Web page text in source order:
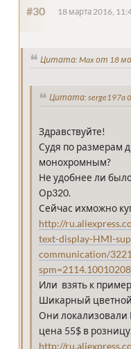
#30 18 марта 2016,
Цитата: Max от 18
Цитата: serge197a
Здравствуйте!
Судя по размерам
монохромным?
Не удобнее ли
Ор320.
Сейчас ихможно
http://
text-display-HMI-
communication/
Или взять к
Шикарный
Они локализовали
цена 55$ в
http://